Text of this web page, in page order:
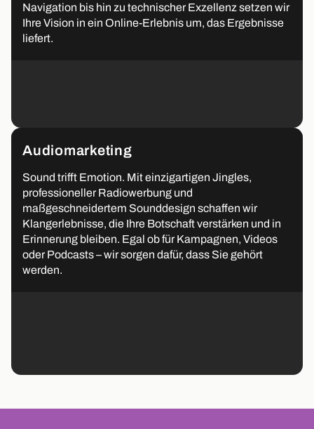
Navigation bis hin zu technischer Exzellenz setzen wir
Ihre Vision in ein Online-Erlebnis um, das Ergebnisse
liefert.
Audiomarketing
Sound trifft Emotion. Mit einzigartigen Jingles,
professioneller Radiowerbung und
maßgeschneidertem Sounddesign schaffen wir
Klangerlebnisse, die Ihre Botschaft verstärken und in
Erinnerung bleiben. Egal ob für Kampagnen, Videos
oder Podcasts – wir sorgen dafür, dass Sie gehört
werden.